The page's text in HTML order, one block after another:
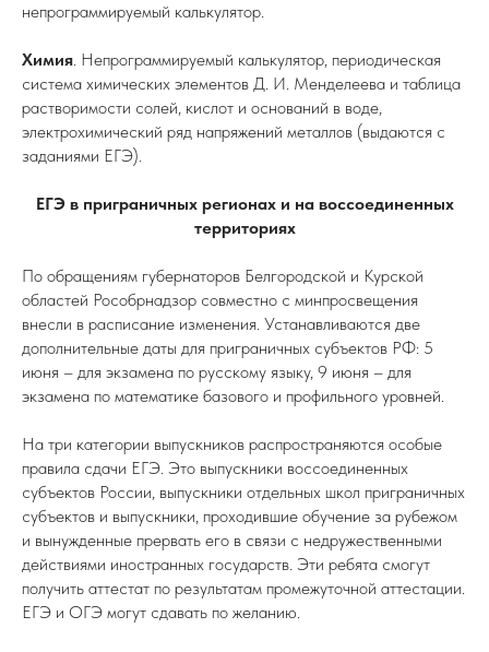
непрограммируемый калькулятор.
Химия. Непрограммируемый калькулятор, периодическая
система химических элементов Д. И. Менделеева и таблица
растворимости солей, кислот и оснований в воде,
электрохимический ряд напряжений металлов (выдаются с
заданиями ЕГЭ).
ЕГЭ в приграничных регионах и на воссоединенных
территориях
По обращениям губернаторов Белгородской и Курской
областей Рособрнадзор совместно с минпросвещения
внесли в расписание изменения. Устанавливаются две
дополнительные даты для приграничных субъектов РФ: 5
июня – для экзамена по русскому языку, 9 июня – для
экзамена по математике базового и профильного уровней.
На три категории выпускников распространяются особые
правила сдачи ЕГЭ. Это выпускники воссоединенных
субъектов России, выпускники отдельных школ приграничных
субъектов и выпускники, проходившие обучение за рубежом
и вынужденные прервать его в связи с недружественными
действиями иностранных государств. Эти ребята смогут
получить аттестат по результатам промежуточной аттестации.
ЕГЭ и ОГЭ могут сдавать по желанию.